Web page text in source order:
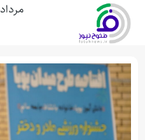
مرداد ۱۶, ۱۴۰۵